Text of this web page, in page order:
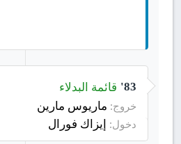
83' قائمة البدلاء
خروج: ماريوس مارين
دخول: إيزاك فورال